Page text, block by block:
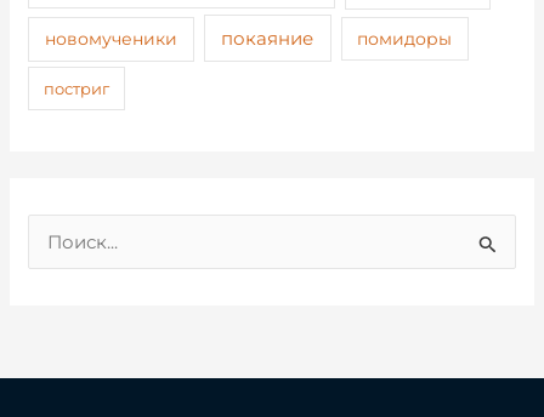
новомученики покаяние помидоры
постриг